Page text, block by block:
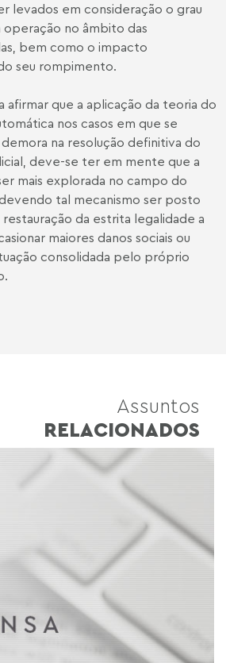
levados em consideração o grau
no âmbito das
bem como o impacto
seu rompimento.
afirmar que a aplicação da teoria do
nos casos em que se
na resolução definitiva do
deve-se ter em mente que a
mais explorada no campo do
tal mecanismo ser posto
da estrita legalidade a
maiores danos sociais ou
consolidada pelo próprio
Assuntos
RELACIONADOS